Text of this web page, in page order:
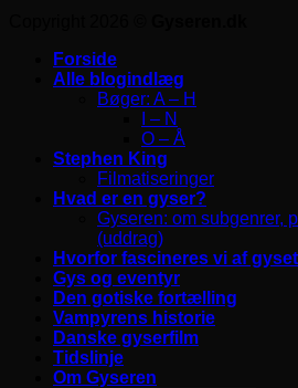
Forside
Alle blogindlæg
Bøger: A – H
I – N
O – Å
Stephen King
Filmatiseringer
Hvad er en gyser?
Gyseren: om subgenrer,
(uddrag)
Hvorfor fascineres vi af
Gys og eventyr
Den gotiske fortælling
Vampyrens historie
Danske gyserfilm
Tidslinje
Om Gyseren